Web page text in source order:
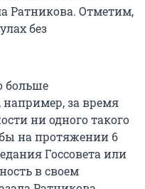
Ратникова. Отметим,
без
больше
например, за время
ни одного такого
на протяжении 6
Госсовета или
в своем